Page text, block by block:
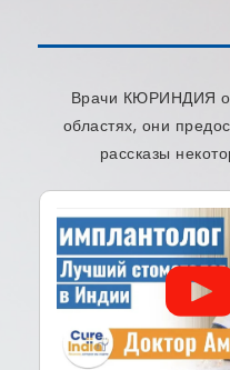
Врачи КЮРИНДИЯ
областях, они
рассказы